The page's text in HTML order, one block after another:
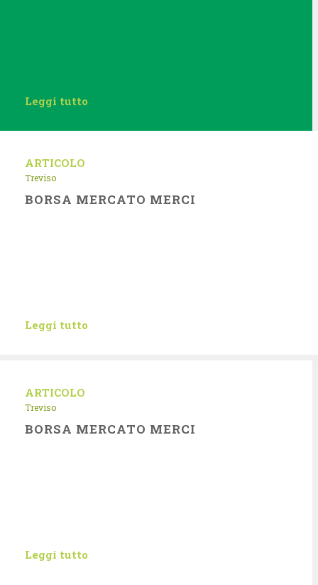
Leggi tutto
ARTICOLO
Treviso
BORSA MERCATO MERCI
Leggi tutto
ARTICOLO
Treviso
BORSA MERCATO MERCI
Leggi tutto